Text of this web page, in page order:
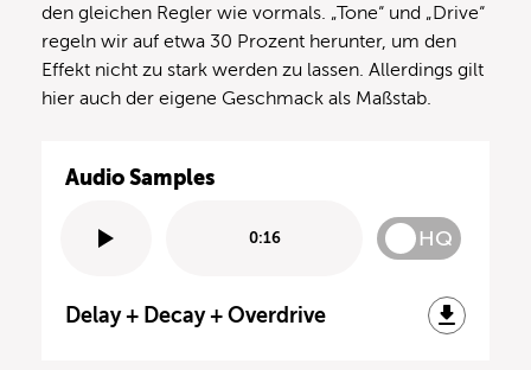
den gleichen Regler wie vormals. „Tone“ und „Drive“
regeln wir auf etwa 30 Prozent herunter, um den
Effekt nicht zu stark werden zu lassen. Allerdings gilt
hier auch der eigene Geschmack als Maßstab.
Audio Samples
0:16 HQ
Delay + Decay + Overdrive